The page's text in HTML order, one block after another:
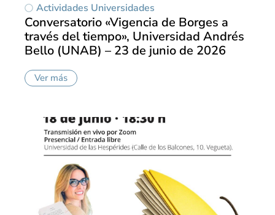
Actividades Universidades
Conversatorio «Vigencia de Borges a
través del tiempo», Universidad Andrés
Bello (UNAB) – 23 de junio de 2026
Ver más